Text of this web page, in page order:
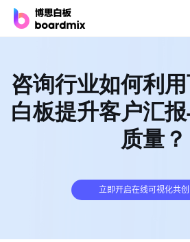
产品
博思白板
无限画布，AI加持，实时协作
在您的网站或应用集成白板
咨询行业如何利
白板提升客户汇
质量？
立即开启在线可视化共创